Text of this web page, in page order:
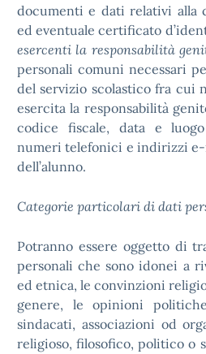
documenti e dati relativi alla
ed eventuale certificato
esercenti la responsabilità
personali comuni necessari
del servizio scolastico fra cui
esercita la responsabilità
codice fiscale, data e
numeri telefonici e indirizzi e-
dell’alunno.
Categorie particolari di dati
Potranno essere oggetto di
personali che sono idonei a
ed etnica, le convinzioni
genere, le opinioni
sindacati, associazioni od
religioso, filosofico, politico o